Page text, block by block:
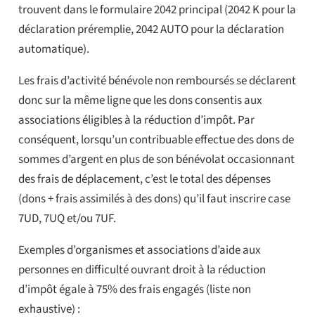
trouvent dans le formulaire 2042 principal (2042 K pour la
déclaration préremplie, 2042 AUTO pour la déclaration
automatique).
Les frais d’activité bénévole non remboursés se déclarent
donc sur la même ligne que les dons consentis aux
associations éligibles à la réduction d’impôt. Par
conséquent, lorsqu’un contribuable effectue des dons de
sommes d’argent en plus de son bénévolat occasionnant
des frais de déplacement, c’est le total des dépenses
(dons + frais assimilés à des dons) qu’il faut inscrire case
7UD, 7UQ et/ou 7UF.
Exemples d’organismes et associations d’aide aux
personnes en difficulté ouvrant droit à la réduction
d’impôt égale à 75% des frais engagés (liste non
exhaustive) :